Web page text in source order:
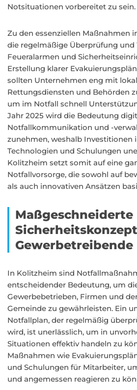
Notsituationen vorbereitet zu sein.
Zu den essenziellen Maßnahmen
die regelmäßige Überprüfung und
Feueralarmen und
Erstellung klarer
sollten Unternehmen eng mit
Rettungsdiensten und Behörden
um im Notfall schnell
Jahr 2025 wird die Bedeutung
Notfallkommunikation und -
zunehmen, weshalb Investitionen
Technologien und Schulungen
Kolitzheim setzt somit auf eine
Notfallvorsorge, die sowohl auf
als auch innovativen Ansätzen
Maßgeschneiderte
Gewerbetreibende
In Kolitzheim sind
entscheidender Bedeutung, um
Gewerbebetrieben, Firmen und
Gemeinde zu gewährleisten. Ein
Notfallplan, der regelmäßig
wird, ist unerlässlich, um in
Situationen effektiv handeln zu
Maßnahmen wie
und Schulungen für Mitarbeiter,
und angemessen reagieren zu